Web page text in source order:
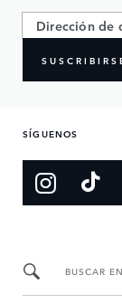
SÍGUENOS
BUSCAR